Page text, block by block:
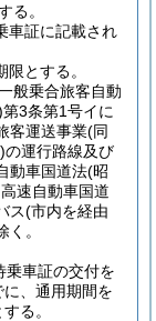
る。
車証に記載され
とする。
般乗合旅客自動
第3条第1号イに
客運送事業(同
の運行路線及び
動車国道法(昭
速自動車国道
ス(市内を経由
く。
乗車証の交付を
、通用期間を
る。